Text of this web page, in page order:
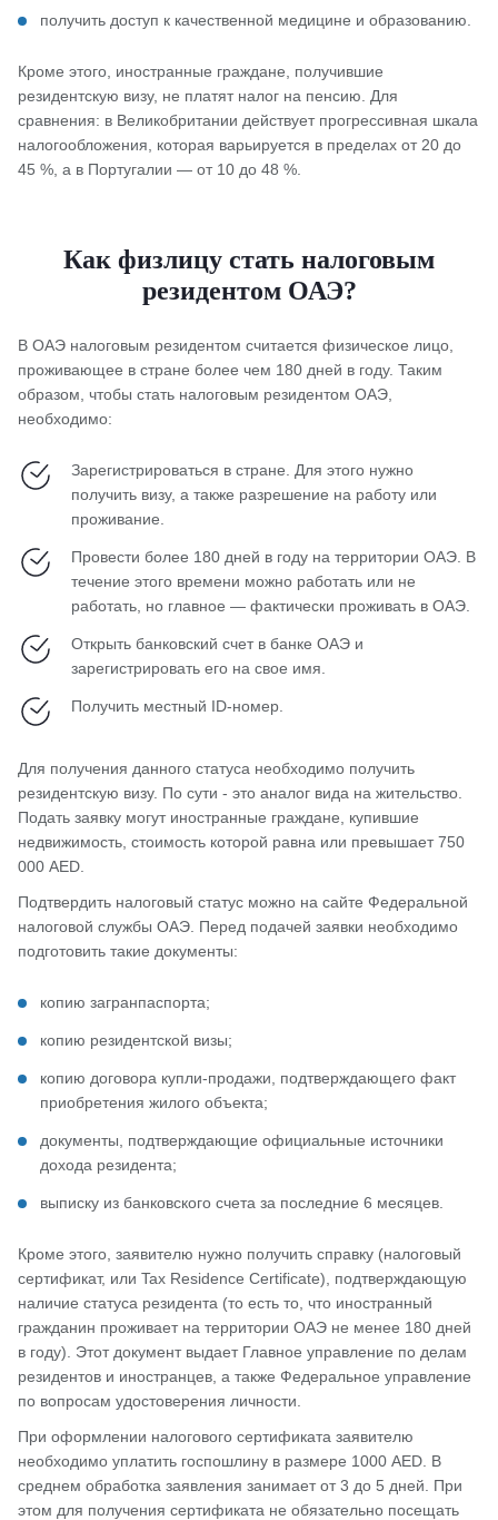
получить доступ к качественной медицине и образованию.
Кроме этого, иностранные граждане, получившие
резидентскую визу, не платят налог на пенсию. Для
сравнения: в Великобритании действует прогрессивная шкала
налогообложения, которая варьируется в пределах от 20 до
45 %, а в Португалии — от 10 до 48 %.
Как физлицу стать налоговым
резидентом ОАЭ?
В ОАЭ налоговым резидентом считается физическое лицо,
проживающее в стране более чем 180 дней в году. Таким
образом, чтобы стать налоговым резидентом ОАЭ,
необходимо:
Зарегистрироваться в стране. Для этого нужно
получить визу, а также разрешение на работу или
проживание.
Провести более 180 дней в году на территории ОАЭ. В
течение этого времени можно работать или не
работать, но главное — фактически проживать в ОАЭ.
Открыть банковский счет в банке ОАЭ и
зарегистрировать его на свое имя.
Получить местный ID-номер.
Для получения данного статуса необходимо получить
резидентскую визу. По сути - это аналог вида на жительство.
Подать заявку могут иностранные граждане, купившие
недвижимость, стоимость которой равна или превышает 750
000 AED.
Подтвердить налоговый статус можно на сайте Федеральной
налоговой службы ОАЭ. Перед подачей заявки необходимо
подготовить такие документы:
копию загранпаспорта;
копию резидентской визы;
копию договора купли-продажи, подтверждающего факт
приобретения жилого объекта;
документы, подтверждающие официальные источники
дохода резидента;
выписку из банковского счета за последние 6 месяцев.
Кроме этого, заявителю нужно получить справку (налоговый
сертификат, или Tax Residence Certificate), подтверждающую
наличие статуса резидента (то есть то, что иностранный
гражданин проживает на территории ОАЭ не менее 180 дней
в году). Этот документ выдает Главное управление по делам
резидентов и иностранцев, а также Федеральное управление
по вопросам удостоверения личности.
При оформлении налогового сертификата заявителю
необходимо уплатить госпошлину в размере 1000 AED. В
среднем обработка заявления занимает от 3 до 5 дней. При
этом для получения сертификата не обязательно посещать